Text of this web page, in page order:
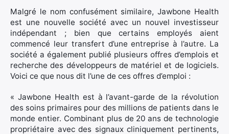
Malgré le nom confusément similaire, Jawbone Health
est une nouvelle société avec un nouvel investisseur
indépendant ; bien que certains employés aient
commencé leur transfert d’une entreprise à l’autre. La
société a également publié plusieurs offres d’emplois et
recherche des développeurs de matériel et de logiciels.
Voici ce que nous dit l’une de ces offres d’emploi :
« Jawbone Health est à l’avant-garde de la révolution
des soins primaires pour des millions de patients dans le
monde entier. Combinant plus de 20 ans de technologie
propriétaire avec des signaux cliniquement pertinents,
×
Rechercher
: